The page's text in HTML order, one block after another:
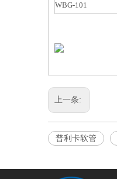
WBG-101
上一条:
普利卡软管